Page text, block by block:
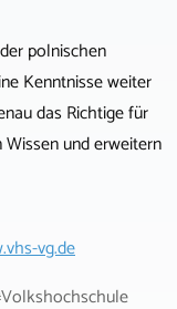
polnischen
Kenntnisse weiter
das Richtige für
und erweitern
vg.de